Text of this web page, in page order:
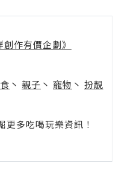
作有價企劃》
丶 親子 丶 寵物 丶 扮靚
多吃喝玩樂資訊！